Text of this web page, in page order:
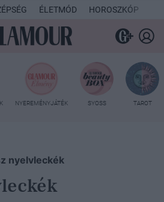
ÉLETMÓD HOROSZKÓP
NYEREMÉNYJÁTÉK SYOSS TAROT
nyelvleckék